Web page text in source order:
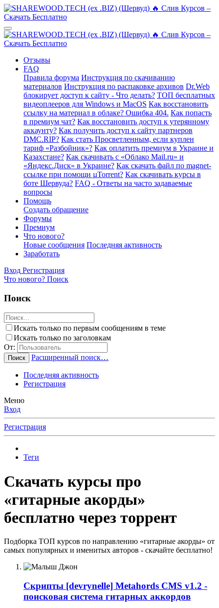
Отзывы
FAQ
Правила форума Инструкция по скачиванию
материалов Инструкция по распаковке архивов Dr.Web
блокирует доступ к сайту - Что делать? ТОП бесплатных
видеоплееров для Windows и MacOS Как восстановить
ссылку на материал в облаке? Ошибка 404. Как попасть
в премиум чат? Как восстановить доступ к утерянному
аккаунту? Как получить доступ к сайту партнеров
DMC.RIP? Как стать Просветленным, если куплен
тариф «Разбойник»? Как оплатить премиум в Украине и
Казахстане? Как скачивать с «Облако Mail.ru» и
«Яндекс.Диск» в Украине? Как скачать файл по magnet-
ссылке при помощи µTorrent? Как скачивать курсы в
боте Шервуда? FAQ - Ответы на часто задаваемые
вопросы
Помощь
Создать обращение
Форумы
Премиум
Что нового?
Новые сообщения Последняя активность
Заработать
Вход Регистрация
Что нового? Поиск
Поиск
Искать только по первым сообщениям в теме
Искать только по заголовкам
От:
Поиск Расширенный поиск…
Последняя активность
Регистрация
Меню
Вход
Регистрация
Теги
Скачать курсы про
«гитарные акорды»
бесплатно через торрент
Подборка ТОП курсов по направлению «гитарные акорды» от
самых популярных и именитых авторов - скачайте бесплатно!
Скрипты [devrynelle] Metahords CMS v1.2 -
поисковая система гитарных аккордов